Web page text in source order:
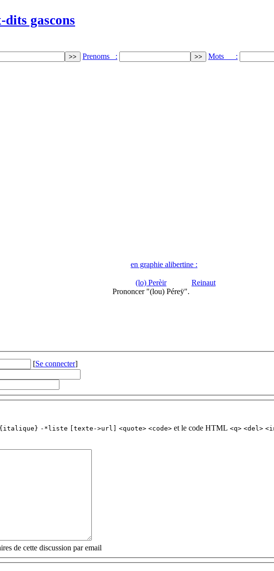
dits gascons
Prenoms : Mots :
en graphie alibertine :
(lo) Perèir
Prononcer "(lou) Péreÿ".
Reinaut
[Se connecter]
{italique} -*liste [texte->url] <quote> <code> et le code HTML <q> <del>
de cette discussion par email